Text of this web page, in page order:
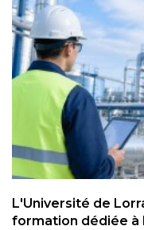
L'Université de
formation dédiée à